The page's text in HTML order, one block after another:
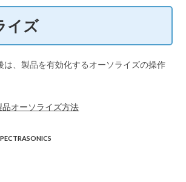
イズ
は、製品を有効化するオーソライズの操作
オーソライズ方法